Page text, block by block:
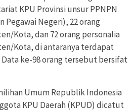
KPU Provinsi unsur PPNPN
Pegawai Negeri), 22 orang
Kota, dan 72 orang personalia
Kota, di antaranya terdapat
Data ke-98 orang tersebut bersifat
Umum Republik Indonesia
KPU Daerah (KPUD) dicatut